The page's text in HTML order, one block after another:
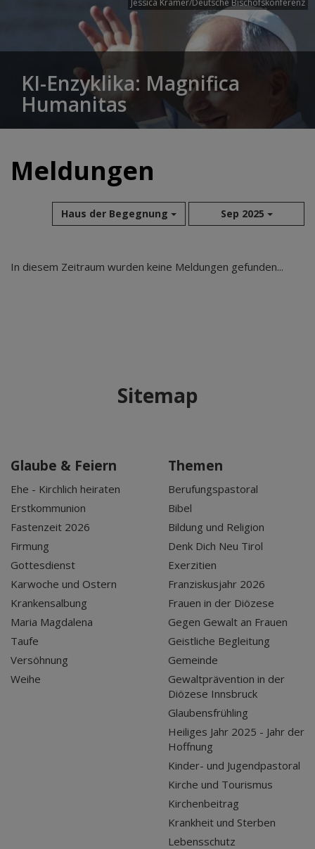
Jessica Krämer/Deutsche Bischofskonferenz
KI-Enzyklika: Magnifica
Humanitas
Meldungen
Haus der Begegnung Sep 2025
Aug 2026
Sep 2025
In diesem Zeitraum wurden keine Meldungen gefunden...
Sitemap
Glaube & Feiern
Ehe - Kirchlich heiraten
Erstkommunion
Fastenzeit 2026
Firmung
Gottesdienst
Karwoche und Ostern
Krankensalbung
Maria Magdalena
Taufe
Versöhnung
Weihe
Themen
Berufungspastoral
Bibel
Bildung und Religion
Denk Dich Neu Tirol
Exerzitien
Franziskusjahr 2026
Frauen in der Diözese
Gegen Gewalt an Frauen
Geistliche Begleitung
Gemeinde
Gewaltprävention in der
Diözese Innsbruck
Glaubensfrühling
Heiliges Jahr 2025 - Jahr der
Hoffnung
Kinder- und Jugendpastoral
Kirche und Tourismus
Kirchenbeitrag
Krankheit und Sterben
Lebensschutz